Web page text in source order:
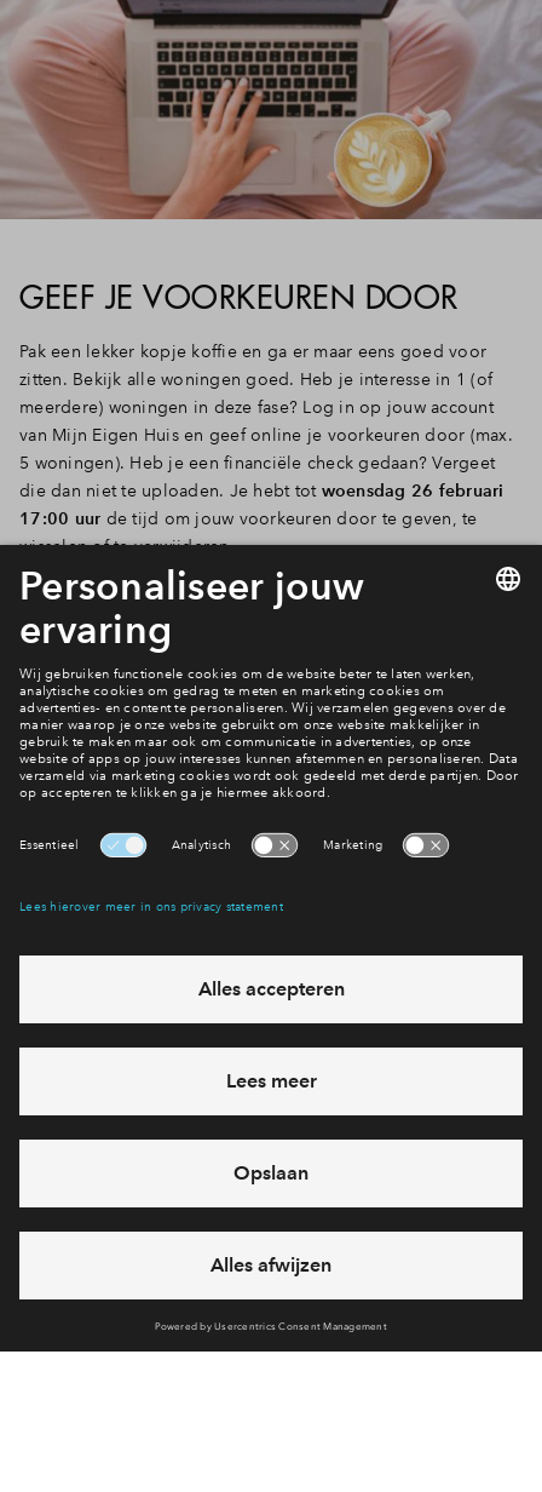
GEEF JE VOORKEUREN DOOR
Pak een lekker kopje koffie en ga er maar eens goed voor
zitten. Bekijk alle woningen goed. Heb je interesse in 1 (of
meerdere) woningen in deze fase? Log in op jouw account
van Mijn Eigen Huis en geef online je voorkeuren door (max.
5 woningen). Heb je een financiële check gedaan? Vergeet
die dan niet te uploaden. Je hebt tot woensdag 26 februari
17:00 uur de tijd om jouw voorkeuren door te geven, te
wisselen of te verwijderen.
Bekijk woningaanbod
Neem contact met ons op
Meer weten?
Interesse? Meld je dan snel aan
Hiermee blijf je op de hoogte van het belangrijkste nieuws en
Ja, ik wil mij aanmelden
Heb je een vraag en wil je direct antwoord? Bel ons op
712 27 47
feestdagen)
vandaag gesloten, zaterdag zijn we vanaf
10:00 uur weer
bereikbaar